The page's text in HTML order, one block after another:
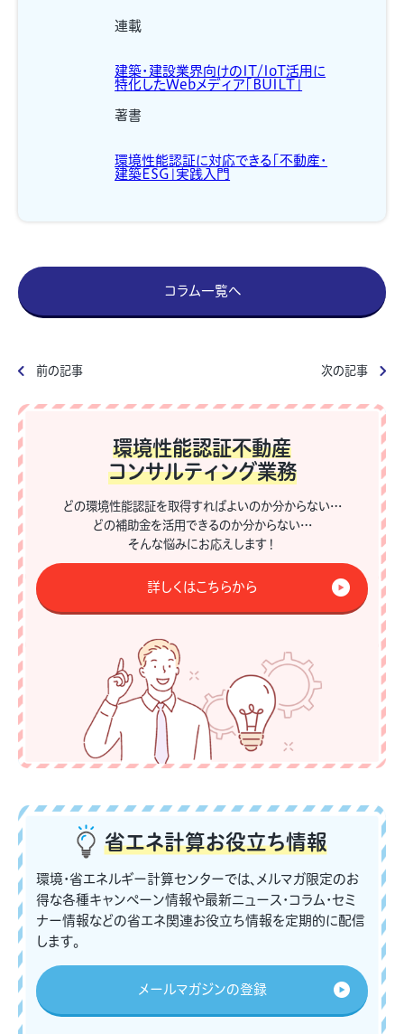
連載
建築・建設業界向けのIT/IoT活用に
特化したWebメディア「BUILT」
著書
環境性能認証に対応できる「不動産・
建築ESG」実践入門
コラム一覧へ
前の記事 次の記事
環境性能認証不動産
コンサルティング業務
どの環境性能認証を取得すればよいのか分からない…
どの補助金を活用できるのか分からない…
そんな悩みにお応えします！
詳しくはこちらから
省エネ計算お役立ち情報
環境・省エネルギー計算センターでは、メルマガ限定のお
得な各種キャンペーン情報や最新ニュース・コラム・セミ
ナー情報などの省エネ関連お役立ち情報を定期的に配信
します。
メールマガジンの登録